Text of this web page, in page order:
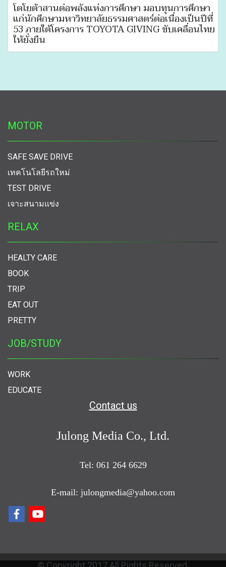
โตโยต้าสานต่อพลังแห่งการศึกษา มอบทุนการศึกษา
แก่นักศึกษามหาวิทยาลัยธรรมศาสตร์ต่อเนื่องเป็นปีที่
53 ภายใต้โครงการ TOYOTA GIVING ขับเคลื่อนไทย
ให้ยั่งยืน
MOTOR
SAFE SAVE DRIVE
เทคโนโลยีรถใหม่
TEST DRIVE
เจาะสนามแข่ง
RELAX
HEALTY CARE
BOOK
TRIP
EAT OUT
PRETTY
JOB/STUDY
WORK
EDUCATE
Contact us
Julong Media Co., Ltd.
Tel: 061 264 6629
E-mail: julongmedia@yahoo.com